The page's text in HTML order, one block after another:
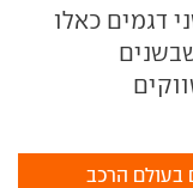
דגמים כאלו
בעולם הרכב